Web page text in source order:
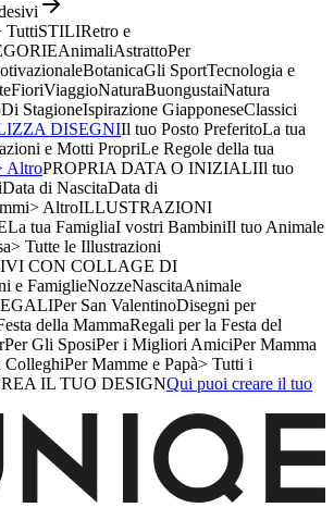
TuttiSTILIRetro e
AnimaliAstrattoPer
BotanicaGli SportTecnologia e
FioriViaggioNaturaBuongustaiNatura
Di StagioneIspirazione GiapponeseClassici
DISEGNIIl tuo Posto PreferitoLa tua
e Motti PropriLe Regole della tua
AltroPROPRIA DATA O INIZIALIIl tuo
Data di NascitaData di
> AltroILLUSTRAZIONI
La tua FamigliaI vostri BambiniIl tuo Animale
> Tutte le Illustrazioni
CON COLLAGE DI
e FamiglieNozzeNascitaAnimale
Per San ValentinoDisegni per
della MammaRegali per la Festa del
Per Gli SposiPer i Migliori AmiciPer Mamma
ColleghiPer Mamme e Papà> Tutti i
IL TUO DESIGNQui puoi creare il tuo